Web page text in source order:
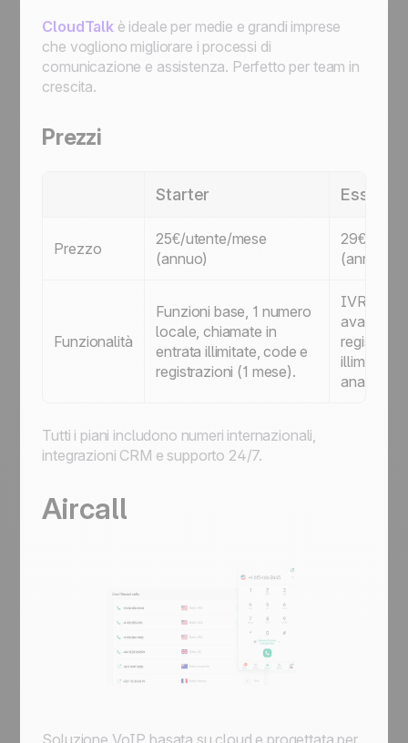
CloudTalkè ideale per medie e grandi imprese
che vogliono migliorare i processi di
comunicazione e assistenza. Perfetto per team in
crescita.
Prezzi
Starter
Prezzo
25€/utente/mese
(annuo)
29€/
(annuo)
Funzionalità
Funzioni base, 1 numero
locale, chiamate in
entrata illimitate, code e
registrazioni (1 mese).
IVR,
avanzato,
illimitate,
analisi
Tutti i piani includono numeri internazionali,
integrazioni CRM e supporto 24/7.
Aircall
Soluzione VoIP basata su cloud e progettata per